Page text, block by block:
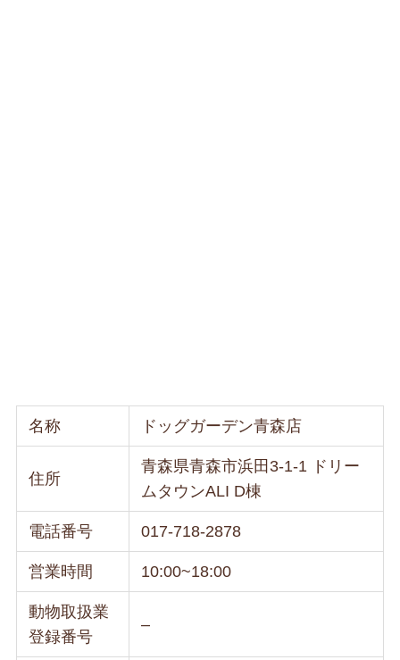
名称 ドッグガーデン青森店
住所
青森県青森市浜田3-1-1 ドリー
ムタウンALI D棟
電話番号 017-718-2878
営業時間 10:00~18:00
動物取扱業
登録番号
–